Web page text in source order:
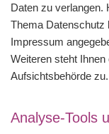
Daten zu verlangen.
Thema Datenschutz
Impressum
Weiteren steht
Aufsichtsbehörde zu.
Analyse-Tools